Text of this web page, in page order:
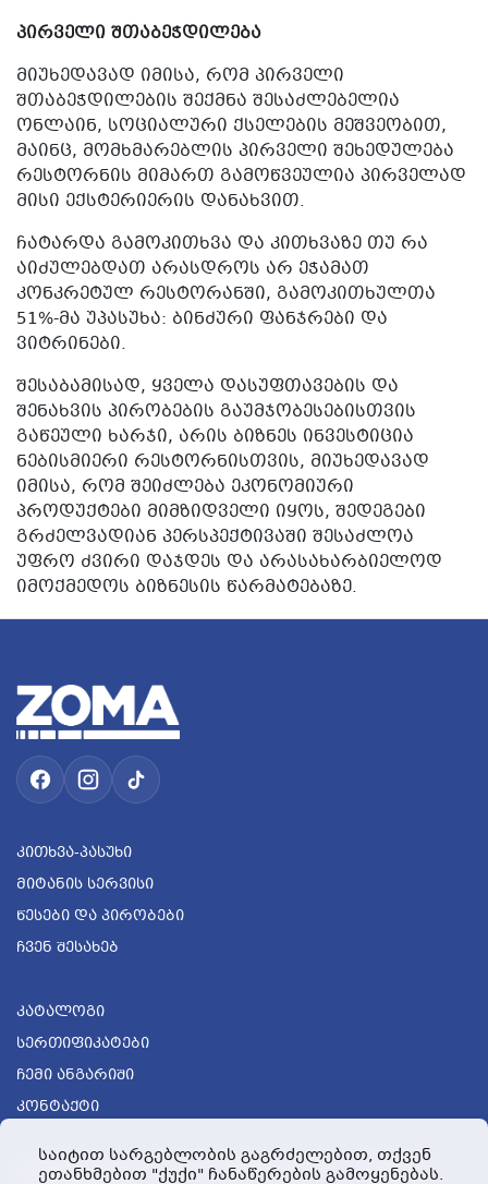
ᲞᲘᲠᲕᲔᲚᲘ ᲨᲗᲐᲑᲔᲭᲓᲘᲚᲔᲑᲐ
ᲛᲘᲣᲮᲔᲓᲐᲕᲐᲓ ᲘᲛᲘᲡᲐ, ᲠᲝᲛ ᲞᲘᲠᲕᲔᲚᲘ
ᲨᲗᲐᲑᲔᲭᲓᲘᲚᲔᲑᲘᲡ ᲨᲔᲥᲛᲜᲐ ᲨᲔᲡᲐᲫᲚᲔᲑᲔᲚᲘᲐ
ᲝᲜᲚᲐᲘᲜ, ᲡᲝᲪᲘᲐᲚᲣᲠᲘ ᲥᲡᲔᲚᲔᲑᲘᲡ ᲛᲔᲨᲕᲔᲝᲑᲘᲗ,
ᲛᲐᲘᲜᲪ, ᲛᲝᲛᲮᲛᲐᲠᲔᲑᲚᲘᲡ ᲞᲘᲠᲕᲔᲚᲘ ᲨᲔᲮᲔᲓᲣᲚᲔᲑᲐ
ᲠᲔᲡᲢᲝᲠᲜᲘᲡ ᲛᲘᲛᲐᲠᲗ ᲒᲐᲛᲝᲬᲕᲔᲣᲚᲘᲐ ᲞᲘᲠᲕᲔᲚᲐᲓ
ᲛᲘᲡᲘ ᲔᲥᲡᲢᲔᲠᲘᲔᲠᲘᲡ ᲓᲐᲜᲐᲮᲕᲘᲗ.
ᲩᲐᲢᲐᲠᲓᲐ ᲒᲐᲛᲝᲙᲘᲗᲮᲕᲐ ᲓᲐ ᲙᲘᲗᲮᲕᲐᲖᲔ ᲗᲣ ᲠᲐ
ᲐᲘᲫᲣᲚᲔᲑᲓᲐᲗ ᲐᲠᲐᲡᲓᲠᲝᲡ ᲐᲠ ᲔᲭᲐᲛᲐᲗ
ᲙᲝᲜᲙᲠᲔᲢᲣᲚ ᲠᲔᲡᲢᲝᲠᲐᲜᲨᲘ, ᲒᲐᲛᲝᲙᲘᲗᲮᲣᲚᲗᲐ
51%-ᲛᲐ ᲣᲞᲐᲡᲣᲮᲐ: ᲑᲘᲜᲫᲣᲠᲘ ᲤᲐᲜᲯᲠᲔᲑᲘ ᲓᲐ
ᲕᲘᲢᲠᲘᲜᲔᲑᲘ.
ᲨᲔᲡᲐᲑᲐᲛᲘᲡᲐᲓ, ᲧᲕᲔᲚᲐ ᲓᲐᲡᲣᲤᲗᲐᲕᲔᲑᲘᲡ ᲓᲐ
ᲨᲔᲜᲐᲮᲕᲘᲡ ᲞᲘᲠᲝᲑᲔᲑᲘᲡ ᲒᲐᲣᲛᲯᲝᲑᲔᲡᲔᲑᲘᲡᲗᲕᲘᲡ
ᲒᲐᲬᲔᲣᲚᲘ ᲮᲐᲠᲯᲘ, ᲐᲠᲘᲡ ᲑᲘᲖᲜᲔᲡ ᲘᲜᲕᲔᲡᲢᲘᲪᲘᲐ
ᲜᲔᲑᲘᲡᲛᲘᲔᲠᲘ ᲠᲔᲡᲢᲝᲠᲜᲘᲡᲗᲕᲘᲡ, ᲛᲘᲣᲮᲔᲓᲐᲕᲐᲓ
ᲘᲛᲘᲡᲐ, ᲠᲝᲛ ᲨᲔᲘᲫᲚᲔᲑᲐ ᲔᲙᲝᲜᲝᲛᲘᲣᲠᲘ
ᲞᲠᲝᲓᲣᲥᲢᲔᲑᲘ ᲛᲘᲛᲖᲘᲓᲕᲔᲚᲘ ᲘᲧᲝᲡ, ᲨᲔᲓᲔᲒᲔᲑᲘ
ᲒᲠᲫᲔᲚᲕᲐᲓᲘᲐᲜ ᲞᲔᲠᲡᲞᲔᲥᲢᲘᲕᲐᲨᲘ ᲨᲔᲡᲐᲫᲚᲝᲐ
ᲣᲤᲠᲝ ᲫᲕᲘᲠᲘ ᲓᲐᲯᲓᲔᲡ ᲓᲐ ᲐᲠᲐᲡᲐᲮᲐᲠᲑᲘᲔᲚᲝᲓ
ᲘᲛᲝᲥᲛᲔᲓᲝᲡ ᲑᲘᲖᲜᲔᲡᲘᲡ ᲬᲐᲠᲛᲐᲢᲔᲑᲐᲖᲔ.
Კითხვა-Პასუხი
Მიტანის Სერვისი
Წესები Და Პირობები
Ჩვენ Შესახებ
Კატალოგი
Სერთიფიკატები
Ჩემი Ანგარიში
Კონტაქტი
კლინტექ, 68ა რუსთავის გზატკეცილი, თბილისი,
საიტით სარგებლობის გაგრძელებით, თქვენ
ეთანხმებით "ქუქი" ჩანაწერების გამოყენებას.